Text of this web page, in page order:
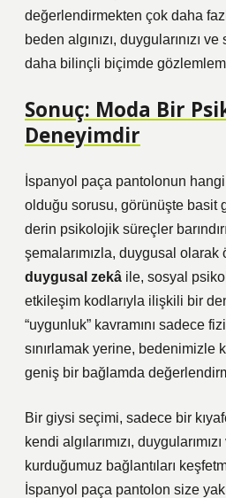
değerlendirmekten çok daha
beden algınızı, duygularınızı
daha bilinçli biçimde
Sonuç: Moda Bir
Deneyimdir
İspanyol paça pantolonun
olduğu sorusu, görünüşte basit
derin psikolojik süreçler
şemalarımızla, duygusal olarak
duygusal zekâ ile, sosyal
etkileşim kodlarıyla ilişkili bir
“uygunluk” kavramını sadece
sınırlamak yerine, bedenimizle
geniş bir bağlamda
Bir giysi seçimi, sadece bir
kendi algılarımızı,
kurduğumuz bağlantıları
İspanyol paça pantolon size